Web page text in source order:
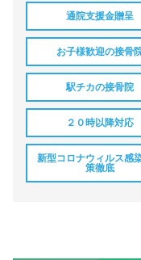
通院支援金贈呈
お子様歓迎の接骨
駅チカの接骨院
２０時以降対応
新型コロナウィルス感
策徹底